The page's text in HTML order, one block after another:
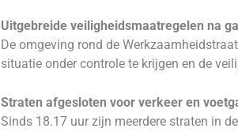
Uitgebreide veiligheidsmaatregelen na
De omgeving rond de
situatie onder controle te krijgen en de
Straten afgesloten voor verkeer en
Sinds 18.17 uur zijn meerdere straten in